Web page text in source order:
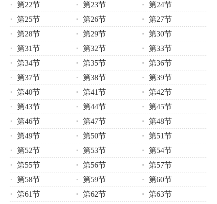
第22节
第23节
第24节
第25节
第26节
第27节
第28节
第29节
第30节
第31节
第32节
第33节
第34节
第35节
第36节
第37节
第38节
第39节
第40节
第41节
第42节
第43节
第44节
第45节
第46节
第47节
第48节
第49节
第50节
第51节
第52节
第53节
第54节
第55节
第56节
第57节
第58节
第59节
第60节
第61节
第62节
第63节